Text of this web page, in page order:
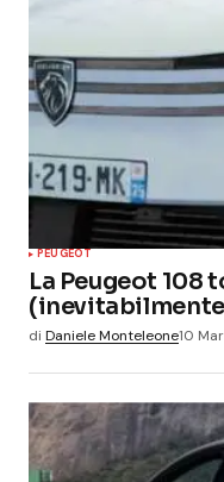
PEUGEOT
La Peugeot 108
di Daniele Monteleone10